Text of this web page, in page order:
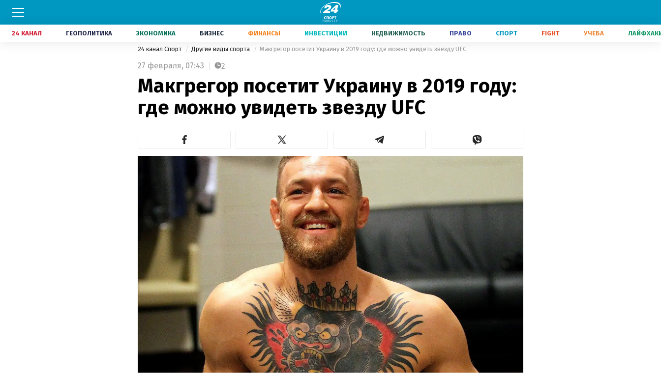
24 КАНАЛ ГЕОПОЛИТИКА ЭКОНОМИКА БИЗНЕС ФИНАНСЫ ИНВЕСТИЦИИ НЕДВИЖИМОСТЬ ПРАВО СПОРТ FIGHT УЧЕБА
24 канал Спорт Другие виды спорта Макгрегор посетит Украину в 2019 году: где можно увидеть звезду UFC
27 февраля, 07:43 2
Макгрегор посетит Украину в 2019 году:
где можно увидеть звезду UFC